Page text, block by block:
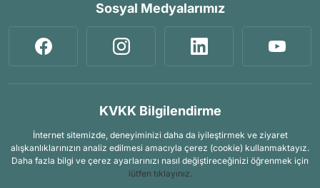
Sosyal Medyalarımız
KVKK Bilgilendirme
İnternet sitemizde, deneyiminizi daha da iyileştirmek ve ziyaret
alışkanlıklarınızın analiz edilmesi amacıyla çerez (cookie) kullanmaktayız.
Daha fazla bilgi ve çerez ayarlarınızı nasıl değiştireceğinizi öğrenmek için
lütfen tıklayınız.